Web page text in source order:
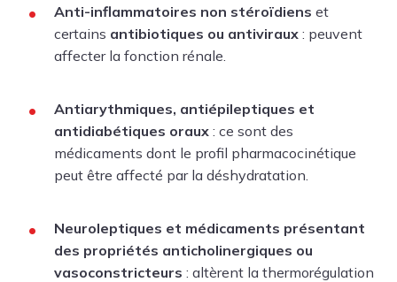
Anti-inflammatoires non stéroïdiens et
certains antibiotiques ou antiviraux : peuvent
affecter la fonction rénale.
Antiarythmiques, antiépileptiques et
antidiabétiques oraux : ce sont des
médicaments dont le profil pharmacocinétique
peut être affecté par la déshydratation.
Neuroleptiques et médicaments présentant
des propriétés anticholinergiques ou
vasoconstricteurs : altèrent la thermorégulation